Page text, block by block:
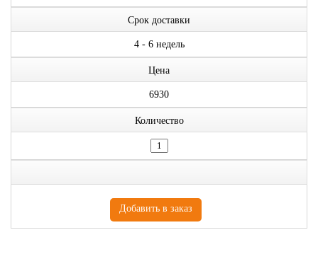
Срок доставки
4 - 6 недель
Цена
6930
Количество